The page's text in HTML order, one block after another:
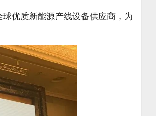
优质新能源产线设备供应商，为